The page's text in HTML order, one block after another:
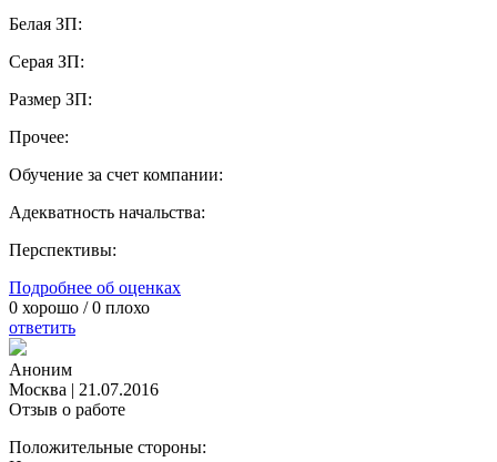
Белая ЗП:
Серая ЗП:
Размер ЗП:
Прочее:
Обучение за счет компании:
Адекватность начальства:
Перспективы:
Подробнее об оценках
0 хорошо /0 плохо
ответить
Аноним
Москва | 21.07.2016
Отзыв о работе
Положительные стороны: